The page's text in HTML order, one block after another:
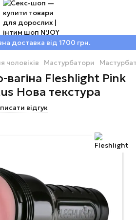
доставка від 1700 грн.
чоловіків Мастурбатори
Fleshlight Pink
Нова текстура
відгук